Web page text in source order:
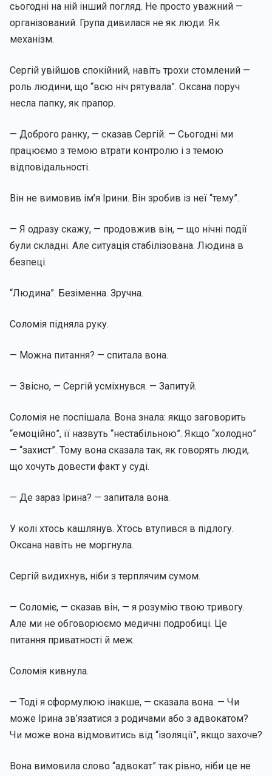
сьогодні на ній інший погляд. Не просто уважний —
організований. Група дивилася не як люди. Як
механізм.
Сергій увійшов спокійний, навіть трохи стомлений —
роль людини, що “всю ніч рятувала”. Оксана поруч
несла папку, як прапор.
— Доброго ранку, — сказав Сергій. — Сьогодні ми
працюємо з темою втрати контролю і з темою
відповідальності.
Він не вимовив ім’я Ірини. Він зробив із неї “тему”.
— Я одразу скажу, — продовжив він, — що нічні події
були складні. Але ситуація стабілізована. Людина в
безпеці.
“Людина”. Безіменна. Зручна.
Соломія підняла руку.
— Можна питання? — спитала вона.
— Звісно, — Сергій усміхнувся. — Запитуй.
Соломія не поспішала. Вона знала: якщо заговорить
“емоційно”, її назвуть “нестабільною”. Якщо “холодно”
— “захист”. Тому вона сказала так, як говорять люди,
що хочуть довести факт у суді.
— Де зараз Ірина? — запитала вона.
У колі хтось кашлянув. Хтось втупився в підлогу.
Оксана навіть не моргнула.
Сергій видихнув, ніби з терплячим сумом.
— Соломіє, — сказав він, — я розумію твою тривогу.
Але ми не обговорюємо медичні подробиці. Це
питання приватності й меж.
Соломія кивнула.
— Тоді я сформулюю інакше, — сказала вона. — Чи
може Ірина зв’язатися з родичами або з адвокатом?
Чи може вона відмовитись від “ізоляції”, якщо захоче?
Вона вимовила слово “адвокат” так рівно, ніби це не